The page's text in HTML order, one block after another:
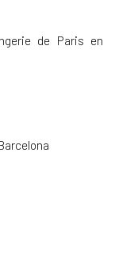
de Paris en